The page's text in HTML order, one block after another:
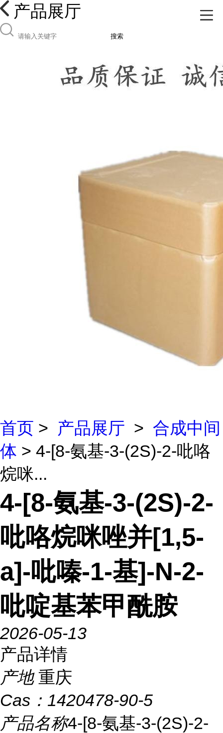
产品展厅
搜索
首页 > 产品展厅 > 合成中间
体 > 4-[8-氨基-3-(2S)-2-吡咯
烷咪...
4-[8-氨基-3-(2S)-2-
吡咯烷咪唑并[1,5-
a]-吡嗪-1-基]-N-2-
吡啶基苯甲酰胺
2026-05-13
产品详情
产地 重庆
Cas： 1420478-90-5
产品名称4-[8-氨基-3-(2S)-2-